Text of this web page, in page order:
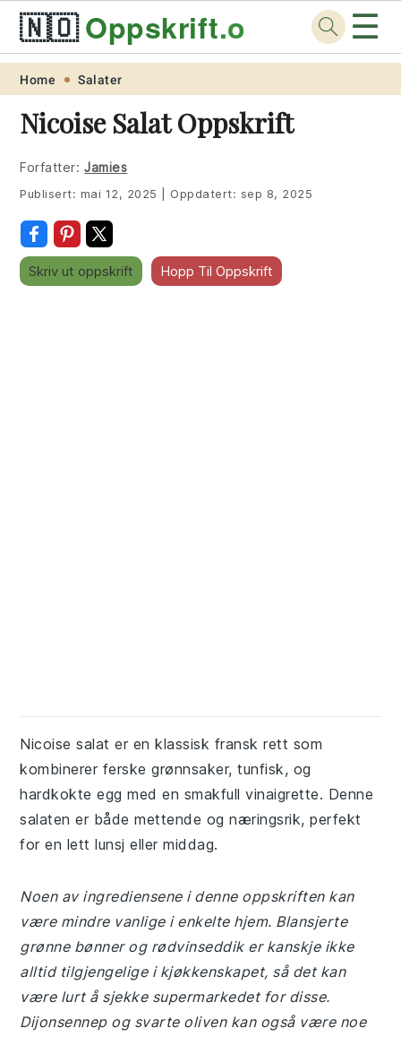
Skip
primary
navigation
Skip
main
content
Skip
primary
sidebar
Skip
footer
🇳🇴Oppskrift.org ☰
Home Salater
Nicoise Salat Oppskrift
Forfatter: Jamies
Publisert: mai 12, 2025 Oppdatert: sep 8, 2025
Skriv ut oppskrift Hopp Til Oppskrift
Nicoise salat er en klassisk fransk rett som
kombinerer ferske grønnsaker, tunfisk, og
hardkokte egg med en smakfull vinaigrette. Denne
salaten er både mettende og næringsrik, perfekt
for en lett lunsj eller middag.
Noen av ingrediensene i denne oppskriften kan
være mindre vanlige i enkelte hjem. Blansjerte
grønne bønner og rødvinseddik er kanskje ikke
alltid tilgjengelige i kjøkkenskapet, så det kan
være lurt å sjekke supermarkedet for disse.
Dijonsennep og svarte oliven kan også være noe